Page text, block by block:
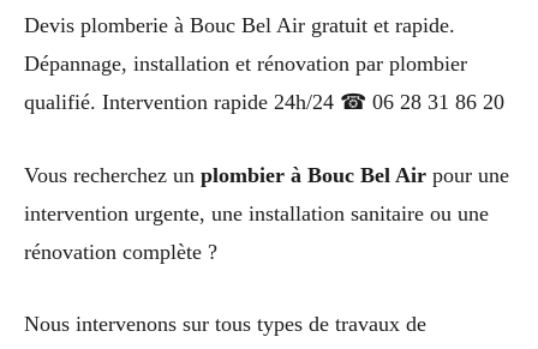
Devis plomberie à Bouc Bel Air gratuit et rapide.
Dépannage, installation et rénovation par plombier
qualifié. Intervention rapide 24h/24 ☎ 06 28 31 86 20
Vous recherchez un plombier à Bouc Bel Air pour une
intervention urgente, une installation sanitaire ou une
rénovation complète ?
Nous intervenons sur tous types de travaux de